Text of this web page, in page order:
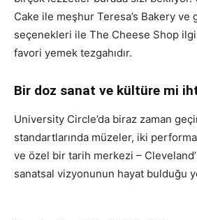
Cake ile meşhur Teresa’s Bakery ve
seçenekleri ile The Cheese Shop
favori yemek tezgahıdır.
Bir doz sanat ve kültüre mi
University Circle’da biraz zaman
standartlarında müzeler, iki
ve özel bir tarih merkezi –
sanatsal vizyonunun hayat bulduğu